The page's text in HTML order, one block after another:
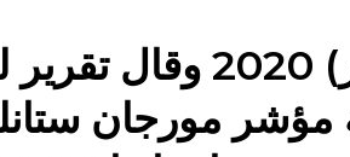
مؤشر مورجان